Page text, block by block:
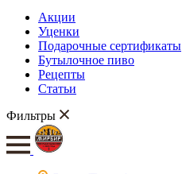
Акции
Уценки
Подарочные сертификаты
Бутылочное пиво
Рецепты
Статьи
Фильтры